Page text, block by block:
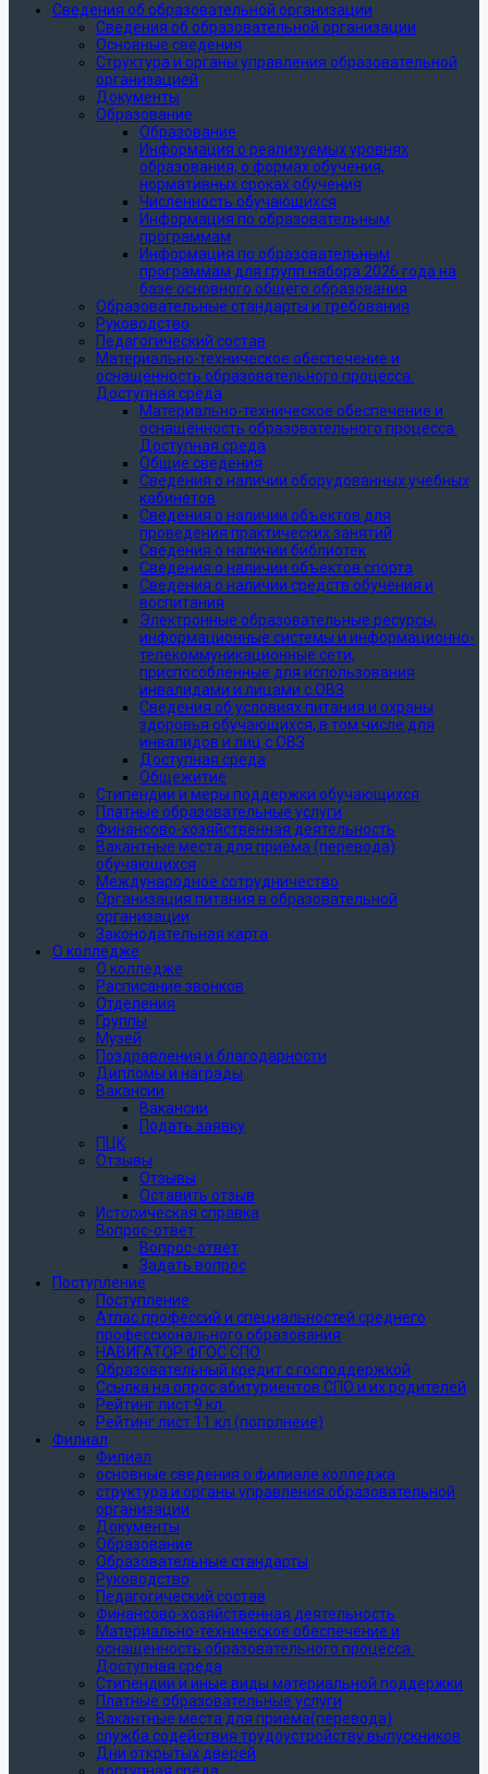
Сведения об образовательной организации
Сведения об образовательной организации
Основные сведения
Структура и органы управления образовательной
организацией
Документы
Образование
Образование
Информация о реализуемых уровнях
образования, о формах обучения,
нормативных сроках обучения
Численность обучающихся
Информация по образовательным
программам
Информация по образовательным
программам для групп набора 2026 года на
базе основного общего образования
Образовательные стандарты и требования
Руководство
Педагогический состав
Материально-техническое обеспечение и
оснащённость образовательного процесса.
Доступная среда
Материально-техническое обеспечение и
оснащённость образовательного процесса.
Доступная среда
Общие сведения
Сведения о наличии оборудованных учебных
кабинетов
Сведения о наличии объектов для
проведения практических занятий
Сведения о наличии библиотек
Сведения о наличии объектов спорта
Сведения о наличии средств обучения и
воспитания
Электронные образовательные ресурсы,
информационные системы и информационно-
телекоммуникационные сети,
приспособленные для использования
инвалидами и лицами с ОВЗ
Сведения об условиях питания и охраны
здоровья обучающихся, в том числе для
инвалидов и лиц с ОВЗ
Доступная среда
Общежитие
Стипендии и меры поддержки обучающихся
Платные образовательные услуги
Финансово-хозяйственная деятельность
Вакантные места для приёма (перевода)
обучающихся
Международное сотрудничество
Организация питания в образовательной
организации
Законодательная карта
О колледже
О колледже
Расписание звонков
Отделения
Группы
Музей
Поздравления и благодарности
Дипломы и награды
Вакансии
Вакансии
Подать заявку
ПЦК
Отзывы
Отзывы
Оставить отзыв
Историческая справка
Вопрос-ответ
Вопрос-ответ
Задать вопрос
Поступление
Поступление
Атлас профессий и специальностей среднего
профессионального образования
НАВИГАТОР ФГОС СПО
Образовательный кредит с господдержкой
Ссылка на опрос абитуриентов СПО и их родителей
Рейтинг лист 9 кл.
Рейтинг лист 11 кл (пополнеие)
Филиал
Филиал
основные сведения о филиале колледжа
структура и органы управления образовательной
организации
Документы
Образование
Образовательные стандарты
Руководство
Педагогический состав
Финансово-хозяйственная деятельность
Материально-техническое обеспечение и
оснащенность образовательного процесса.
Доступная среда
Стипендии и иные виды материальной поддержки
Платные образовательные услуги
Вакантные места для приема(перевода)
служба содействия трудоустройству выпускников
Дни открытых дверей